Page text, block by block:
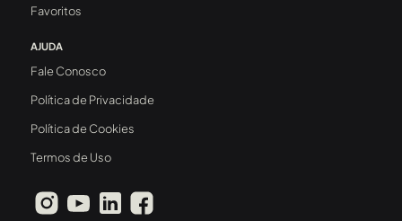
Favoritos
AJUDA
Fale Conosco
Política de Privacidade
Política de Cookies
Termos de Uso